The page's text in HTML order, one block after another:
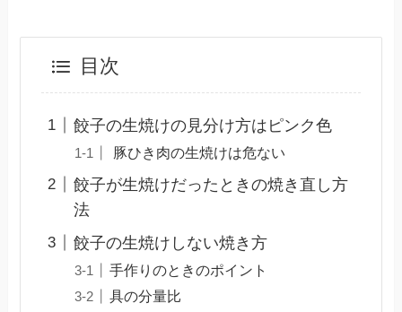
目次
餃子の生焼けの見分け方はピンク色
豚ひき肉の生焼けは危ない
餃子が生焼けだったときの焼き直し方
法
餃子の生焼けしない焼き方
手作りのときのポイント
具の分量比